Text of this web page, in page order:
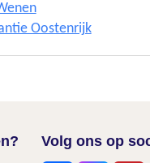
Oostenrijk
Volg ons op